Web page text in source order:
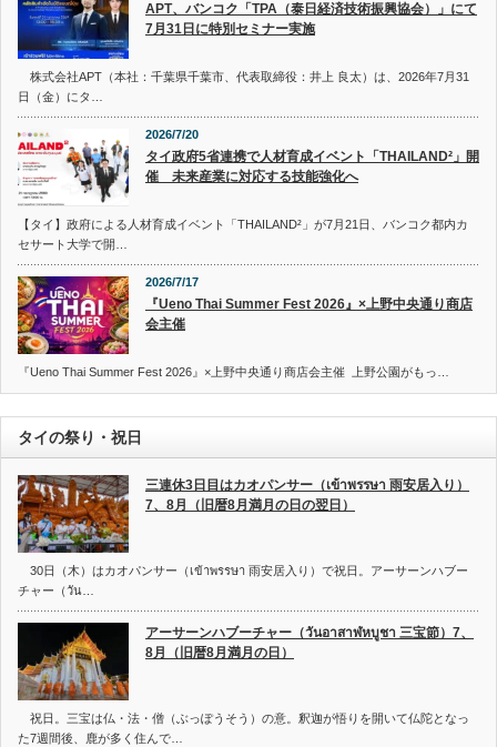
APT、バンコク「TPA（泰日経済技術振興協会）」にて
7月31日に特別セミナー実施
株式会社APT（本社：千葉県千葉市、代表取締役：井上 良太）は、2026年7月31
日（金）にタ…
2026/7/20
タイ政府5省連携で人材育成イベント「THAILAND²」開
催 未来産業に対応する技能強化へ
【タイ】政府による人材育成イベント「THAILAND²」が7月21日、バンコク都内カ
セサート大学で開…
2026/7/17
『Ueno Thai Summer Fest 2026』×上野中央通り商店
会主催
『Ueno Thai Summer Fest 2026』×上野中央通り商店会主催 上野公園がもっ…
タイの祭り・祝日
三連休3日目はカオパンサー（เข้าพรรษา 雨安居入り）
7、8月（旧暦8月満月の日の翌日）
30日（木）はカオパンサー（เข้าพรรษา 雨安居入り）で祝日。アーサーンハブー
チャー（วัน…
アーサーンハブーチャー（วันอาสาฬหบูชา 三宝節）7、
8月（旧暦8月満月の日）
祝日。三宝は仏・法・僧（ぶっぽうそう）の意。釈迦が悟りを開いて仏陀となっ
た7週間後、鹿が多く住んで…